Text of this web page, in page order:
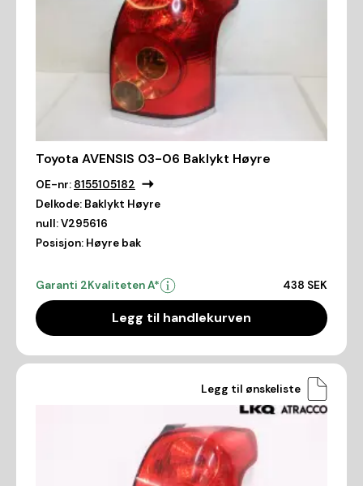
Toyota AVENSIS 03-06 Baklykt Høyre
OE-nr: 8155105182
Delkode: Baklykt Høyre
null:V295616
Posisjon: Høyre bak
Garanti 2Kvaliteten A* 438 SEK
Legg til handlekurven
Legg til ønskeliste